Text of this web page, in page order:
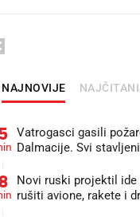
NAJNOVIJE
5
Vatrogasci gasili
Dalmacije. Svi
Novi ruski projektil ide
rušiti avione, rakete i